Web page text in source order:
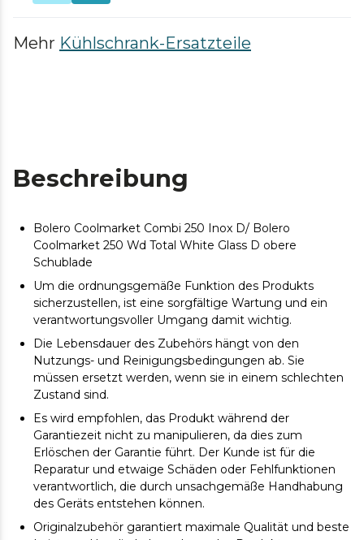
Mehr Kühlschrank-Ersatzteile
Beschreibung
Bolero Coolmarket Combi 250 Inox D/ Bolero
Coolmarket 250 Wd Total White Glass D obere
Schublade
Um die ordnungsgemäße Funktion des Produkts
sicherzustellen, ist eine sorgfältige Wartung und ein
verantwortungsvoller Umgang damit wichtig.
Die Lebensdauer des Zubehörs hängt von den
Nutzungs- und Reinigungsbedingungen ab. Sie
müssen ersetzt werden, wenn sie in einem schlechten
Zustand sind.
Es wird empfohlen, das Produkt während der
Garantiezeit nicht zu manipulieren, da dies zum
Erlöschen der Garantie führt. Der Kunde ist für die
Reparatur und etwaige Schäden oder Fehlfunktionen
verantwortlich, die durch unsachgemäße Handhabung
des Geräts entstehen können.
Originalzubehör garantiert maximale Qualität und beste